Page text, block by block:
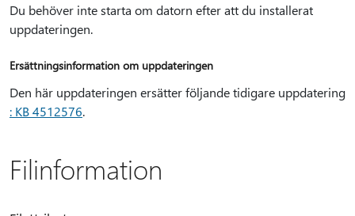
Du behöver inte starta om datorn efter att du installerat
uppdateringen.
Ersättningsinformation om uppdateringen
Den här uppdateringen ersätter följande tidigare uppdatering
: KB 4512576.
Filinformation